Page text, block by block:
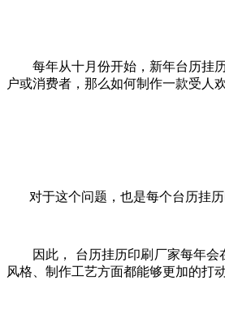
每年从十月份开始，新年台历
户或消费者，那么如何制作一款受人欢
对于这个问题，也是每个台历
因此， 台历挂历印刷厂家每年
风格、制作工艺方面都能够更加的打